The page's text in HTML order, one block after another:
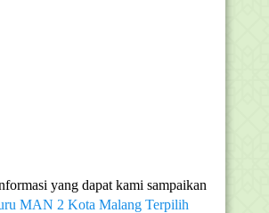
yang dapat kami sampaikan
MAN 2 Kota Malang Terpilih